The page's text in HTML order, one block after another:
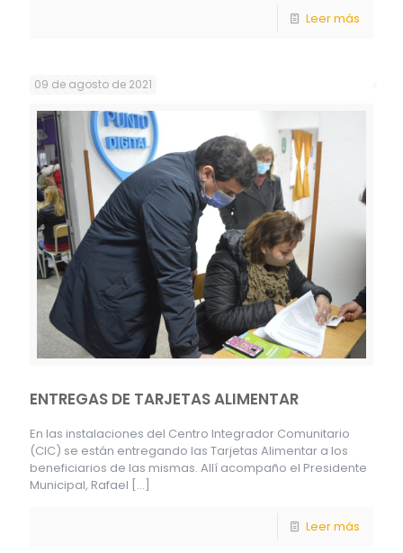
Leer más
09 de agosto de 2021
ENTREGAS DE TARJETAS ALIMENTAR
En las instalaciones del Centro Integrador Comunitario
(CIC) se están entregando las Tarjetas Alimentar a los
beneficiarios de las mismas. Allí acompaño el Presidente
Municipal, Rafael […]
Leer más